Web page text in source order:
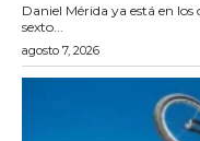
Daniel Mérida ya está en
sexto...
agosto 7, 2026